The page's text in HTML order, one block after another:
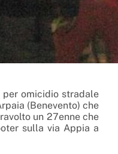
per omicidio stradale
(Benevento) che
un 27enne che
sulla via Appia a